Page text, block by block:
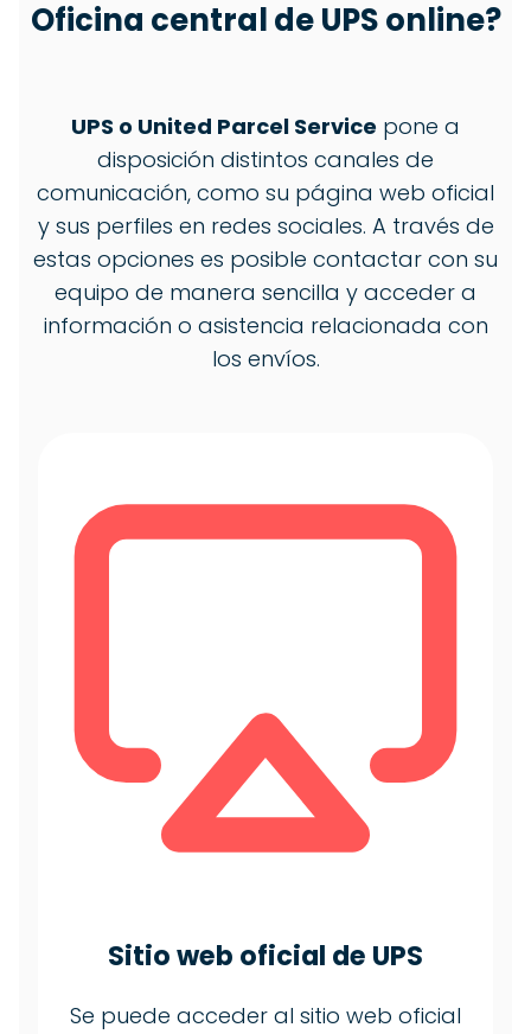
Oficina central deUPSonline?
UPS o United Parcel Service pone a
disposición distintos canales de
comunicación, como su página web oficial
y sus perfiles en redes sociales. A través de
estas opciones es posible contactar con su
equipo de manera sencilla y acceder a
información o asistencia relacionada con
los envíos.
Sitio web oficial de UPS
Se puede acceder al sitio web oficial